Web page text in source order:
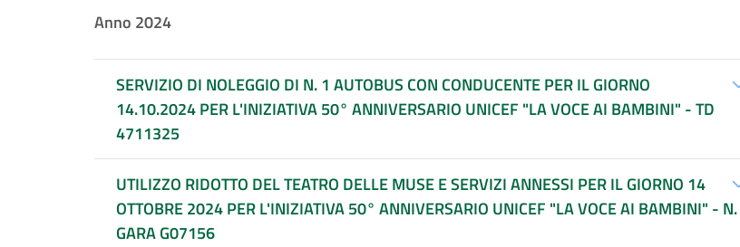
Anno 2024
SERVIZIO DI NOLEGGIO DI N. 1 AUTOBUS CON CONDUCENTE PER IL GIORNO
14.10.2024 PER L'INIZIATIVA 50° ANNIVERSARIO UNICEF "LA VOCE AI BAMBINI" - TD
4711325
UTILIZZO RIDOTTO DEL TEATRO DELLE MUSE E SERVIZI ANNESSI PER IL GIORNO 14
OTTOBRE 2024 PER L'INIZIATIVA 50° ANNIVERSARIO UNICEF "LA VOCE AI BAMBINI" - N.
GARA G07156